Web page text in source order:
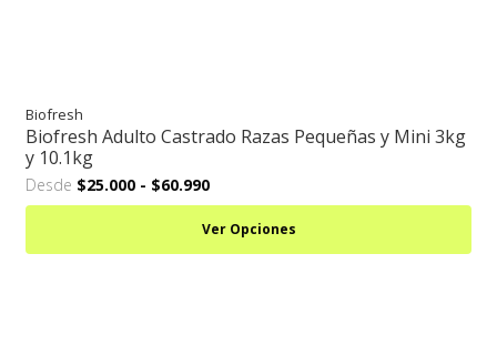
Biofresh
Biofresh Adulto Castrado Razas Pequeñas y Mini 3kg
y 10.1kg
Desde $25.000 - $60.990
Ver Opciones